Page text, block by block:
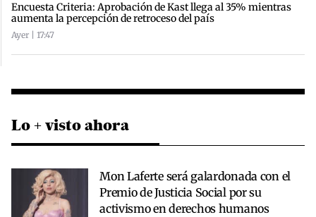
Encuesta Criteria: Aprobación de Kast llega al 35% mientras
aumenta la percepción de retroceso del país
Ayer | 17:47
Lo + visto ahora
Mon Laferte será galardonada con el
Premio de Justicia Social por su
activismo en derechos humanos